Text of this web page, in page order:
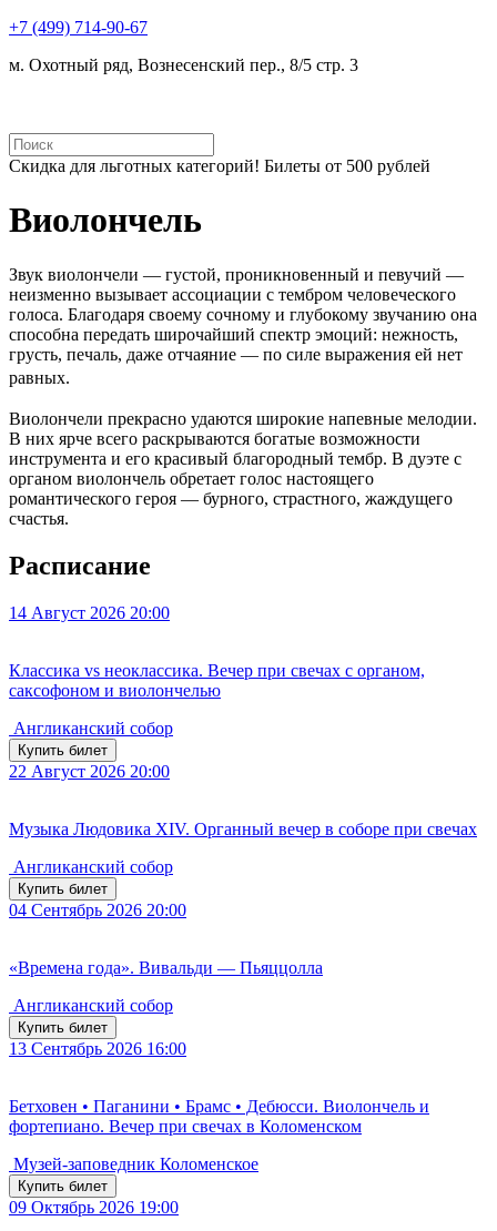
+7 (499) 714-90-67
м. Охотный ряд, Вознесенский пер., 8/5 стр. 3
Скидка для льготных категорий! Билеты от 500 рублей
Виолончель
Звук виолончели — густой, проникновенный и певучий —
неизменно вызывает ассоциации с тембром человеческого
голоса. Благодаря своему сочному и глубокому звучанию она
способна передать широчайший спектр эмоций: нежность,
грусть, печаль, даже отчаяние — по силе выражения ей нет
равных.
Виолончели прекрасно удаются широкие напевные мелодии.
В них ярче всего раскрываются богатые возможности
инструмента и его красивый благородный тембр. В дуэте с
органом виолончель обретает голос настоящего
романтического героя — бурного, страстного, жаждущего
счастья.
Расписание
14 Август 2026 20:00
Классика vs неоклассика. Вечер при свечах с органом,
саксофоном и виолончелью
Англиканский собор
Купить билет
22 Август 2026 20:00
Музыка Людовика XIV. Органный вечер в соборе при свечах
Англиканский собор
Купить билет
04 Сентябрь 2026 20:00
«Времена года». Вивальди — Пьяццолла
Англиканский собор
Купить билет
13 Сентябрь 2026 16:00
Бетховен • Паганини • Брамс • Дебюсси. Виолончель и
фортепиано. Вечер при свечах в Коломенском
Музей-заповедник Коломенское
Купить билет
09 Октябрь 2026 19:00